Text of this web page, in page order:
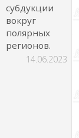
субдукции
вокруг
полярных
регионов.
14.06.2023